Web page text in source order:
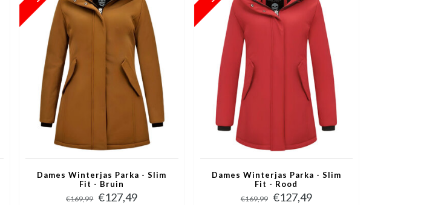
Dames Winterjas Parka - Slim
Fit - Bruin
€169,99 €127,49
Dames Winterjas Parka - Slim
Fit - Rood
€169,99 €127,49